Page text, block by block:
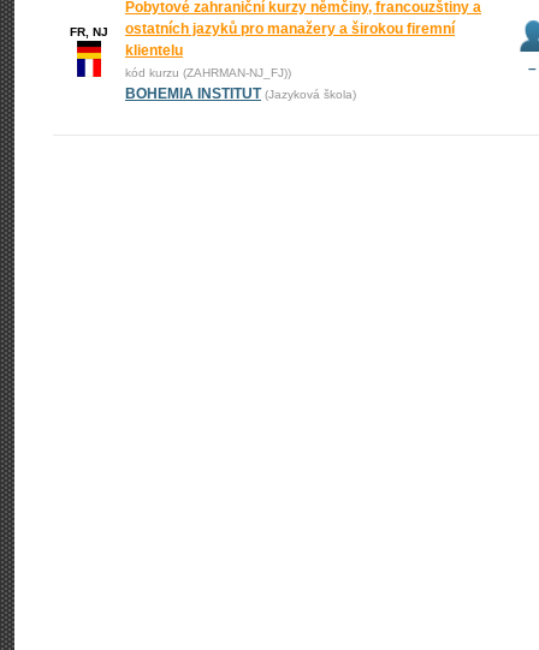
FR, NJ
Pobytové zahraniční kurzy němčiny, francouzštiny a
ostatních jazyků pro manažery a širokou firemní
klientelu
kód kurzu (ZAHRMAN-NJ_FJ))
BOHEMIA INSTITUT (Jazyková škola)
–